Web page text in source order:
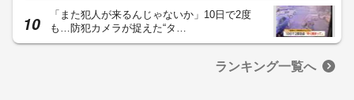
「また犯人が来るんじゃないか」10日で2度
も…防犯カメラが捉えた“タ…
ランキング一覧へ